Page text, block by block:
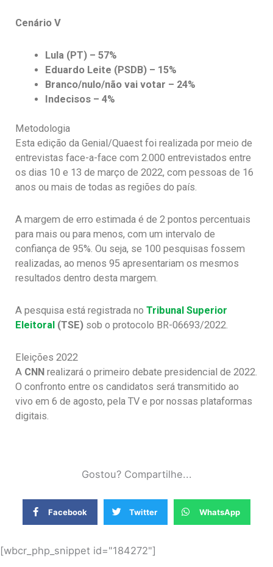
Cenário V
Lula (PT) – 57%
Eduardo Leite (PSDB) – 15%
Branco/nulo/não vai votar – 24%
Indecisos – 4%
Metodologia
Esta edição da Genial/Quaest foi realizada por meio de
entrevistas face-a-face com 2.000 entrevistados entre
os dias 10 e 13 de março de 2022, com pessoas de 16
anos ou mais de todas as regiões do país.
A margem de erro estimada é de 2 pontos percentuais
para mais ou para menos, com um intervalo de
confiança de 95%. Ou seja, se 100 pesquisas fossem
realizadas, ao menos 95 apresentariam os mesmos
resultados dentro desta margem.
A pesquisa está registrada no Tribunal Superior
Eleitoral (TSE) sob o protocolo BR-06693/2022.
Eleições 2022
A CNN realizará o primeiro debate presidencial de 2022.
O confronto entre os candidatos será transmitido ao
vivo em 6 de agosto, pela TV e por nossas plataformas
digitais.
Gostou? Compartilhe...
Facebook Twitter WhatsApp
[wbcr_php_snippet id="184272"]